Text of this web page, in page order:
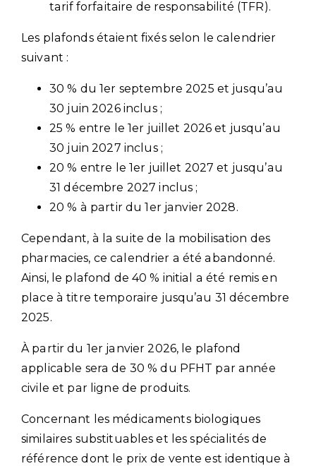
tarif forfaitaire de responsabilité (TFR).
Les plafonds étaient fixés selon le calendrier
suivant :
30 % du 1er septembre 2025 et jusqu’au
30 juin 2026 inclus ;
25 % entre le 1er juillet 2026 et jusqu’au
30 juin 2027 inclus ;
20 % entre le 1er juillet 2027 et jusqu’au
31 décembre 2027 inclus ;
20 % à partir du 1er janvier 2028.
Cependant, à la suite de la mobilisation des
pharmacies, ce calendrier a été abandonné.
Ainsi, le plafond de 40 % initial a été remis en
place à titre temporaire jusqu’au 31 décembre
2025.
À partir du 1er janvier 2026, le plafond
applicable sera de 30 % du PFHT par année
civile et par ligne de produits.
Concernant les médicaments biologiques
similaires substituables et les spécialités de
référence dont le prix de vente est identique à